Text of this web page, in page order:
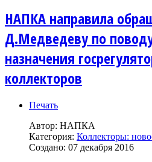
НАПКА направила
Д.Медведеву по
назначения
коллекторов
Печать
Автор: НАПКА
Категория: Коллекторы:
Создано: 07 декабря 2016